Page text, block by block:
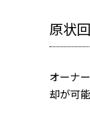
原状
オーナ
却が可